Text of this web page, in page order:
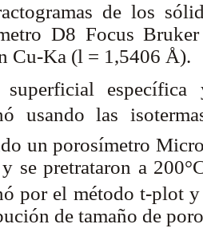
de los
D8 Focus
Cu-Ka (l = 1,5406 Å).
usando las
un porosímetro
y se pretrataron a
por el método t-plot
de tamaño de